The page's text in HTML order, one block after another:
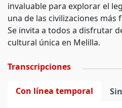
invaluable para explorar el
una de las civilizaciones más
Se invita a todos a disfrutar
cultural única en Melilla.
Transcripciones
Con línea temporal